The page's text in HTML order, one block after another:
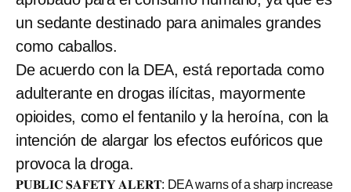
un sedante destinado para animales grandes
como caballos.
De acuerdo con la DEA, está reportada como
adulterante en drogas ilícitas, mayormente
opioides, como el fentanilo y la heroína, con la
intención de alargar los efectos eufóricos que
provoca la droga.
𝐏𝐔𝐁𝐋𝐈𝐂 𝐒𝐀𝐅𝐄𝐓𝐘 𝐀𝐋𝐄𝐑𝐓: DEA warns of a sharp increase